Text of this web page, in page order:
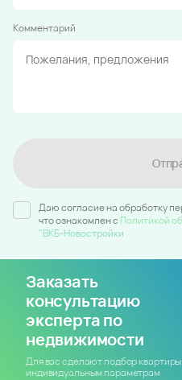
Комментарий
Даю согласие на обработку
что ознакомлен c Политикой
"ВКБ-Новостройки
Заказать
консультацию
эксперта по
недвижимости
Для вас сделают подбор
индивидуальным параметрам